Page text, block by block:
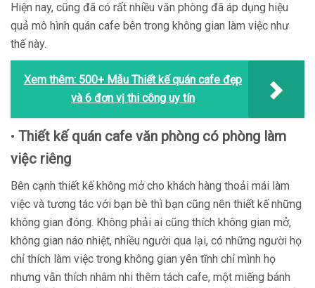
Hiện nay, cũng đã có rất nhiều văn phòng đã áp dụng hiệu
quả mô hình quán cafe bên trong không gian làm việc như
thế này.
Xem thêm: 500+ Mẫu Thiết kế quán cafe đẹp
và 6 đơn vị thi công uy tín
• Thiết kế quán cafe văn phòng có phòng làm
việc riêng
Bên cạnh thiết kế không mở cho khách hàng thoải mái làm
việc và tương tác với bạn bè thì bạn cũng nên thiết kế những
không gian đóng. Không phải ai cũng thích không gian mở,
không gian náo nhiệt, nhiều người qua lại, có những người họ
chỉ thích làm việc trong không gian yên tĩnh chỉ mình họ
nhưng vẫn thích nhâm nhi thêm tách cafe, một miếng bánh